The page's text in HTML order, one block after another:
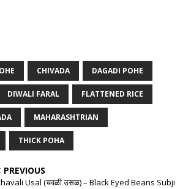
CHIVADA DAGADI POHE
DIWALI FARAL FLATTENED RICE
MAHARASHTRIAN
THICK POHA
PREVIOUS
Usal (चवळी उसळ) – Black Eyed Beans Subji